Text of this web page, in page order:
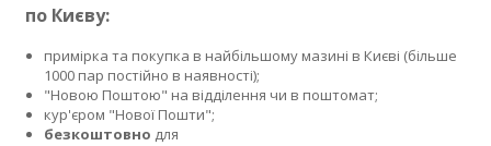
по Києву:
примірка та покупка в найбільшому мазині в Києві (більше
1000 пар постійно в наявності);
"Новою Поштою" на відділення чи в поштомат;
кур'єром "Нової Пошти";
безкоштовно для